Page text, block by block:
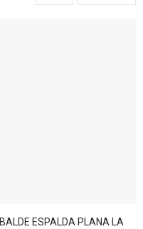
BALDE ESPALDA PLANA LA